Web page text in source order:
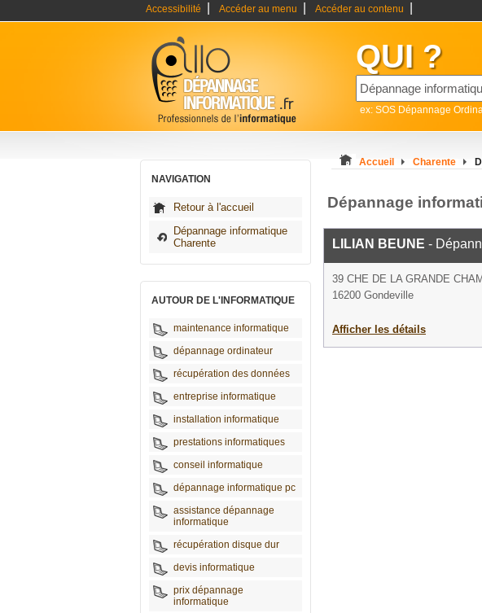
Accessibilité Accéder au menu Accéder au contenu
QUI ?
ex: SOS Dépannage
NAVIGATION
Retour à l'accueil
Dépannage informatique
Charente
AUTOUR DE L'INFORMATIQUE
maintenance informatique
dépannage ordinateur
récupération des données
entreprise informatique
installation informatique
prestations informatiques
conseil informatique
dépannage informatique pc
assistance dépannage
informatique
récupération disque dur
devis informatique
prix dépannage
informatique
Accueil Charente
Dépannage
LILIAN BEUNE -
39 CHE DE LA GRANDE
16200 Gondeville
Afficher les détails